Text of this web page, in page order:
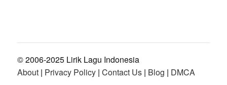
© 2006-2025 Lirik Lagu Indonesia
About| Privacy Policy| Contact Us| Blog | DMCA